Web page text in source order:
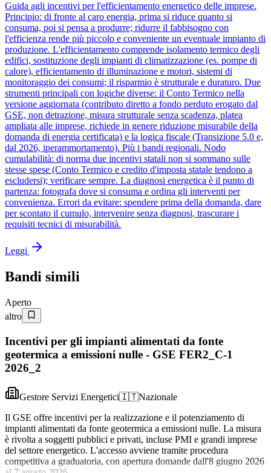
Guida agli incentivi per l'efficientamento energetico delle imprese.
Principio: di fronte al caro energia, prima si riduce quanto si
consuma, poi si pensa a produrre; ridurre il fabbisogno con
l'efficienza rende più piccolo e conveniente un eventuale impianto di
produzione. L'efficientamento comprende isolamento termico degli
edifici, sostituzione degli impianti di climatizzazione (es. pompe di
calore), efficientamento di illuminazione e motori, sistemi di
monitoraggio dei consumi; il risparmio è strutturale e duraturo. Due
strumenti principali con logiche diverse: il Conto Termico nella
versione aggiornata (contributo diretto a fondo perduto erogato dal
GSE, non detrazione, misura strutturale senza scadenza, platea
ampliata alle imprese, richiede in genere riduzione misurabile della
domanda di energia certificata) e la logica fiscale (Transizione 5.0 e,
dal 2026, iperammortamento). Più i bandi regionali. Nodo
cumulabilità: di norma due incentivi statali non si sommano sulle
stesse spese (Conto Termico e credito d'imposta statale tendono a
escludersi); verificare sempre. La diagnosi energetica è il punto di
partenza: fotografa dove si consuma e ordina gli interventi per
convenienza. Errori da evitare: spendere prima della domanda, dare
per scontato il cumulo, intervenire senza diagnosi, trascurare i
requisiti tecnici di misurabilità.
Leggi
Bandi simili
Aperto
altro
Incentivi per gli impianti alimentati da fonte
geotermica a emissioni nulle - GSE FER2_C-1
2026_2
Gestore Servizi Energetici🇮🇹Nazionale
Il GSE offre incentivi per la realizzazione e il potenziamento di
impianti alimentati da fonte geotermica a emissioni nulle. La misura
è rivolta a soggetti pubblici e privati, incluse PMI e grandi imprese
del settore energetico. L'accesso avviene tramite procedura
competitiva a graduatoria, con apertura domande dall'8 giugno 2026